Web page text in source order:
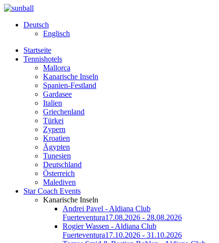
Deutsch
Englisch
Startseite
Tennishotels
Mallorca
Kanarische Inseln
Spanien-Festland
Gardasee
Italien
Griechenland
Türkei
Zypern
Kroatien
Ägypten
Tunesien
Deutschland
Österreich
Malediven
Star Coach Events
Kanarische Inseln
Andrei Pavel - Aldiana Club
Fuerteventura17.08.2026 - 28.08.2026
Rogier Wassen - Aldiana Club
Fuerteventura17.10.2026 - 31.10.2026